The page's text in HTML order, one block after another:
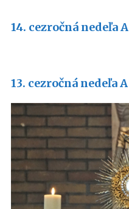
14. cezročná nedeľa A
13. cezročná nedeľa A